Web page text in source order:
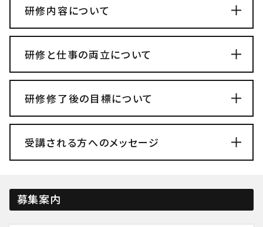
研修内容について
研修と仕事の両立について
研修修了後の目標について
受講される方へのメッセージ
募集案内